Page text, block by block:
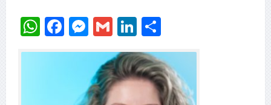
WhatsApp
Facebook
Messenger
GmailLinkedIn